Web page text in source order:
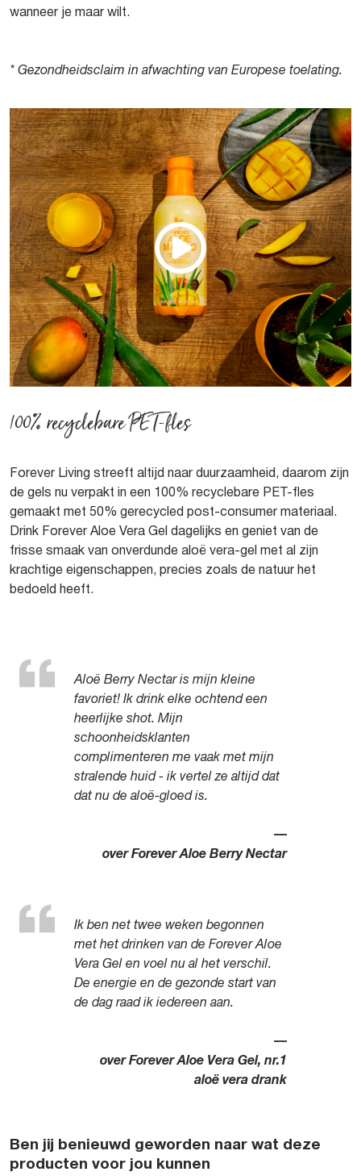
wanneer je maar wilt.
* Gezondheidsclaim in afwachting van Europese toelating.
100% recyclebare PET-fles
Forever Living streeft altijd naar duurzaamheid, daarom zijn
de gels nu verpakt in een 100% recyclebare PET-fles
gemaakt met 50% gerecycled post-consumer materiaal.
Drink Forever Aloe Vera Gel dagelijks en geniet van de
frisse smaak van onverdunde aloë vera-gel met al zijn
krachtige eigenschappen, precies zoals de natuur het
bedoeld heeft.
Aloë Berry Nectar is mijn kleine
favoriet! Ik drink elke ochtend een
heerlijke shot. Mijn
schoonheidsklanten
complimenteren me vaak met mijn
stralende huid - ik vertel ze altijd dat
dat nu de aloë-gloed is.
—
over Forever Aloe Berry Nectar
Ik ben net twee weken begonnen
met het drinken van de Forever Aloe
Vera Gel en voel nu al het verschil.
De energie en de gezonde start van
de dag raad ik iedereen aan.
—
over Forever Aloe Vera Gel, nr.1
aloë vera drank
Ben jij benieuwd geworden naar wat deze
producten voor jou kunnen